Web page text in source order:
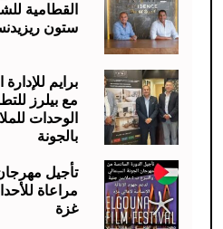
القطامية
ستون
برايم
مع بيلرز
الوحدات
بالجونة
تأجيل
مراعاة
غزة